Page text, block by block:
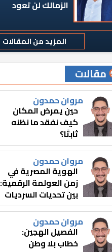
الزمالك لن تعود
المزيد من المقالات
مقالات
مروان حمدون
حين يمرض المكان
كيف نفقد ما نظنه
ثابتًا؟
مروان حمدون
الهوية المصرية في
زمن العولمة الرقمية:
بين تحديات السرديات
وصناعة الوعي
مروان حمدون
الفصيل الهجين:
خطاب بلا وطن